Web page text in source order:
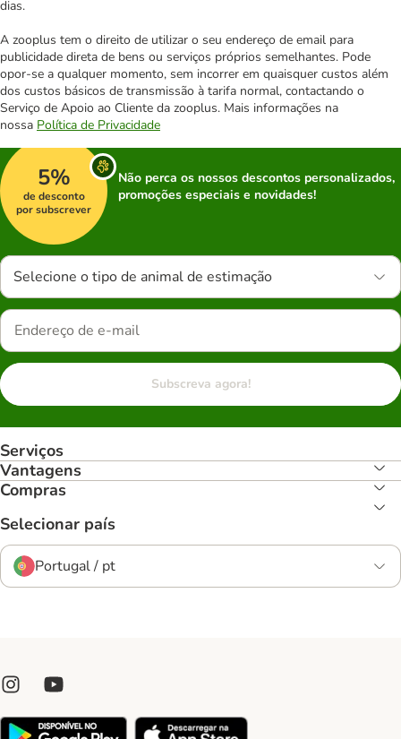
dias.
A zooplus tem o direito de utilizar o seu endereço de email para
publicidade direta de bens ou serviços próprios semelhantes. Pode
opor-se a qualquer momento, sem incorrer em quaisquer custos além
dos custos básicos de transmissão à tarifa normal, contactando o
Serviço de Apoio ao Cliente da zooplus. Mais informações na
nossa Política de Privacidade
5%
de desconto
por subscrever
Não perca os nossos descontos personalizados,
promoções especiais e novidades!
Selecione o tipo de animal de estimação
Subscreva agora!
Serviços
Vantagens
Compras
Selecionar país
Portugal / pt